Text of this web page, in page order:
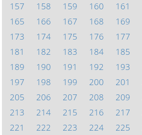
157
158 159 160 161
165
166 167 168 169
173
174 175 176 177
181
182 183 184 185
189
190 191 192 193
197
198 199 200 201
205
206 207 208 209
213
214 215 216 217
221
222 223 224 225